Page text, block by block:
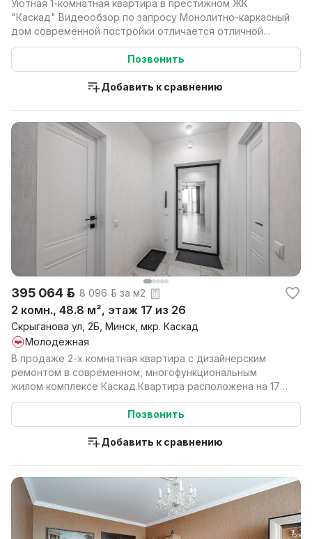
Уютная 1‑комнатная квартира в престижном ЖК
"Каскад" Видеообзор по запросу Монолитно-каркасный
дом современной постройки отличается отличной
шумоизоля...
Позвонить
Добавить к сравнению
395 064 р. 8 096 р. за м2
2 комн., 48.8 м², этаж 17 из 26
Скрыганова ул, 2Б, Минск, мкр. Каскад
Молодежная
В продаже 2-х комнатная квартира с дизайнерским
ремонтом в современном, многофункциональным
жилом комплексе Каскад.Квартира расположена на 17
этаже, к...
Позвонить
Добавить к сравнению